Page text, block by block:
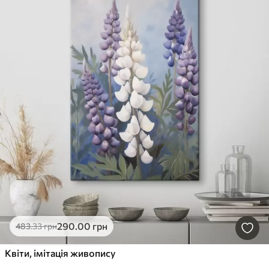
483.33грн290.00 грн
Квіти, імітація живопису